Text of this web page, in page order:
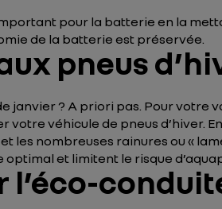
pour la batterie en la
de la batterie est préservée.
pneus
janvier ? A priori pas. Pour votre
véhicule de pneus d’hiver.
les nombreuses rainures ou «
et limitent le risque
l’éco-